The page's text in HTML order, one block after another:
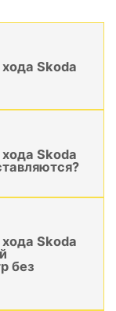
Skoda
Skoda
Skoda
без